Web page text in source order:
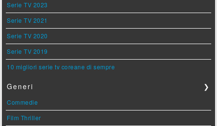
Serie TV 2023
Serie TV 2021
Serie TV 2020
Serie TV 2019
10 migliori serie tv coreane di sempre
Generi ❯
Commedie
Film Thriller